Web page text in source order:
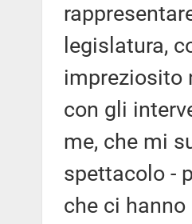
legislatura,
impreziosito
con gli
me, che mi
spettacolo -
che ci